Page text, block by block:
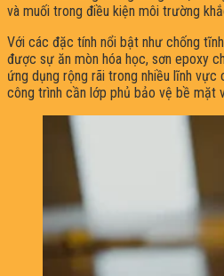
và muối trong điều kiện môi trường
Với các đặc tính nổi bật như chống
được sự ăn mòn hóa học, sơn epoxy
ứng dụng rộng rãi trong nhiều lĩnh
công trình cần lớp phủ bảo vệ bề mặt